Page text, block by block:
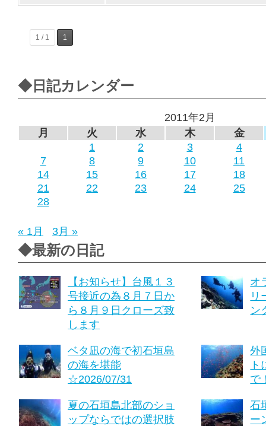
1 / 1 1
◆日記カレンダー
2011年2月
月
火 水 木
金
1
2 3
4
7
8 9 10
11
14
15 16 17
18
21
22 23 24
25
28
« 1月 3月 »
◆最新の日記
【お知らせ】台風１３
号接近の為８月７日か
ら８月９日クローズ致
します
オ
リ
ン
ベタ凪の海で初石垣島
の海を堪能
☆2026/07/31
外
ト
で
夏の石垣島北部のショ
ップならではの選択肢
石
ー